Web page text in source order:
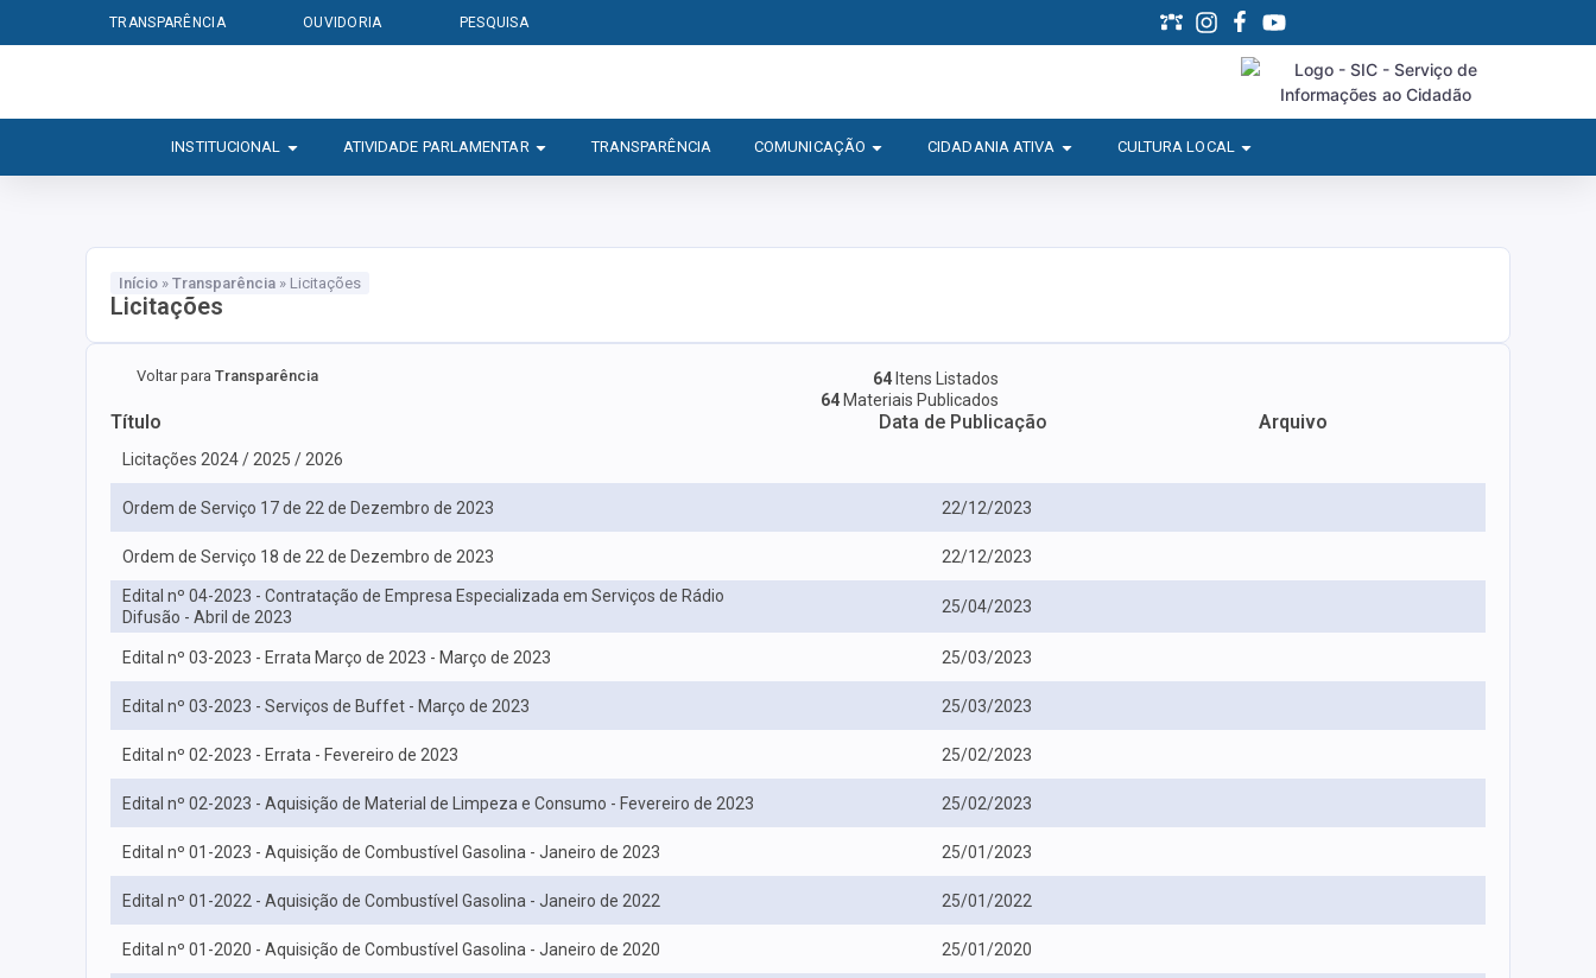
TRANSPARÊNCIA OUVIDORIA PESQUISA
INSTITUCIONAL ATIVIDADE PARLAMENTAR TRANSPARÊNCIA COMUNICAÇÃO CIDADANIA ATIVA CULTURA LOCAL
Início » Transparência » Licitações
Licitações
Voltar paraTransparência 64 Itens Listados
64 Materiais Publicados
Título Data de Publicação Arquivo
Licitações 2024 / 2025 / 2026
Ordem de Serviço 17 de 22 de Dezembro de 2023 22/12/2023
Ordem de Serviço 18 de 22 de Dezembro de 2023 22/12/2023
Edital nº 04-2023 - Contratação de Empresa Especializada em Serviços de Rádio
Difusão - Abril de 2023
25/04/2023
Edital nº 03-2023 - Errata Março de 2023 - Março de 2023 25/03/2023
Edital nº 03-2023 - Serviços de Buffet - Março de 2023 25/03/2023
Edital nº 02-2023 - Errata - Fevereiro de 2023 25/02/2023
Edital nº 02-2023 - Aquisição de Material de Limpeza e Consumo - Fevereiro de 2023 25/02/2023
Edital nº 01-2023 - Aquisição de Combustível Gasolina - Janeiro de 2023 25/01/2023
Edital nº 01-2022 - Aquisição de Combustível Gasolina - Janeiro de 2022 25/01/2022
Edital nº 01-2020 - Aquisição de Combustível Gasolina - Janeiro de 2020 25/01/2020